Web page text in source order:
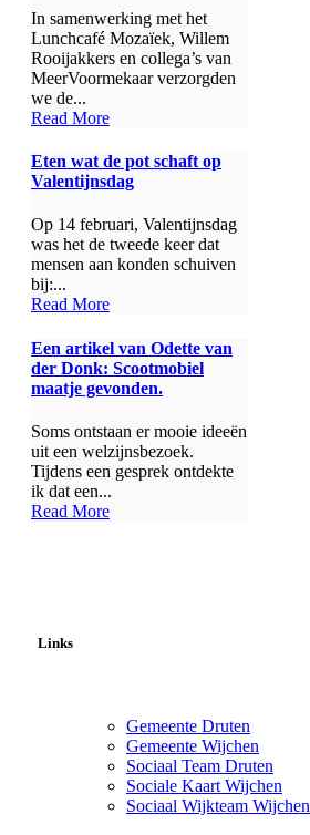
In samenwerking met het
Lunchcafé Mozaïek, Willem
Rooijakkers en collega’s van
MeerVoormekaar verzorgden
we de...
Read More
Eten wat de pot schaft op
Valentijnsdag
Op 14 februari, Valentijnsdag
was het de tweede keer dat
mensen aan konden schuiven
bij:...
Read More
Een artikel van Odette van
der Donk: Scootmobiel
maatje gevonden.
Soms ontstaan er mooie ideeën
uit een welzijnsbezoek.
Tijdens een gesprek ontdekte
ik dat een...
Read More
Links
Gemeente Druten
Gemeente Wijchen
Sociaal Team Druten
Sociale Kaart Wijchen
Sociaal Wijkteam Wijchen